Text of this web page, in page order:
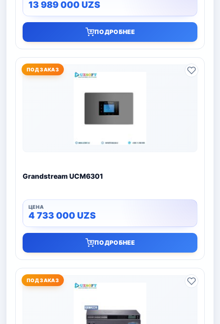
13 989 000UZS
ПОДРОБНЕЕ
ПОД ЗАКАЗ
Grandstream UCM6301
4 733 000UZS
ПОДРОБНЕЕ
ПОД ЗАКАЗ